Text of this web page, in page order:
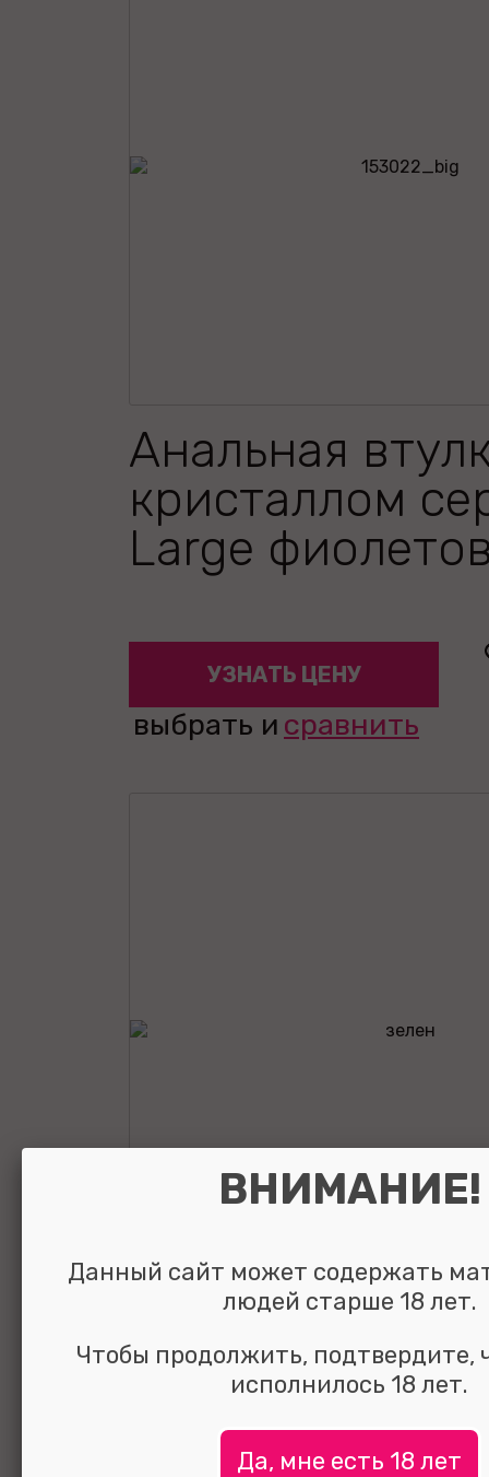
Анальная
кристаллом
Large
УЗНАТЬ ЦЕНУ
выбрать и сравнить
Анальная
кристаллом
Medium
ВНИМАНИЕ!
Данный сайт может содержать
людей старше 18 лет.
Чтобы продолжить, подтвердите,
исполнилось 18 лет.
Да, мне есть 18 лет